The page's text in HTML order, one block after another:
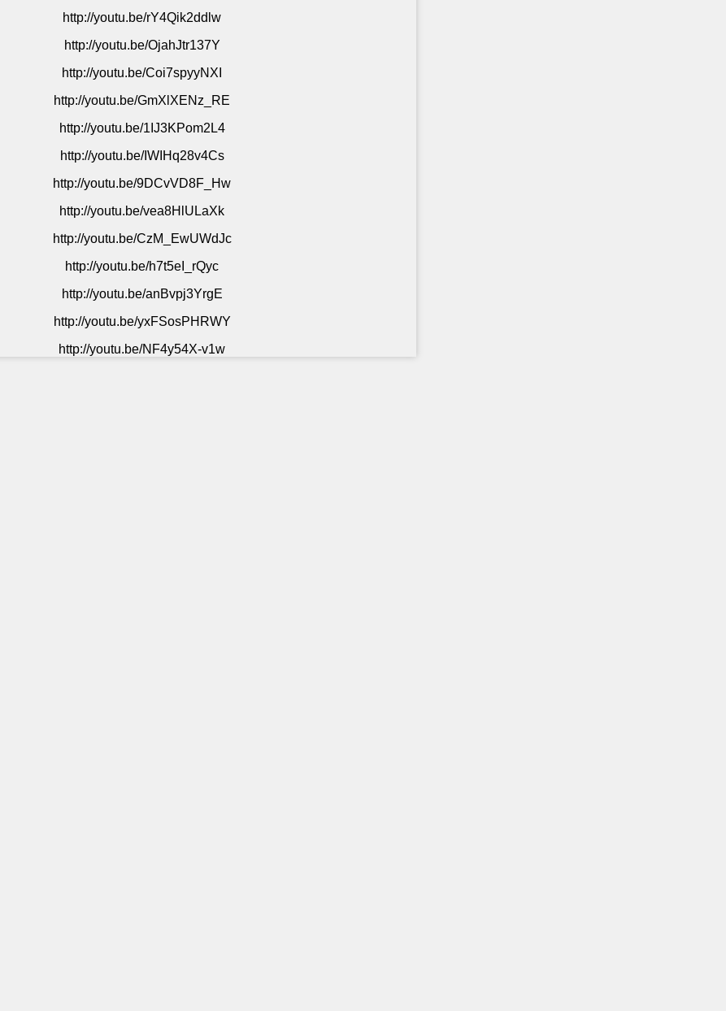
http://youtu.be/rY4Qik2ddlw
http://youtu.be/OjahJtr137Y
http://youtu.be/Coi7spyyNXI
http://youtu.be/GmXlXENz_RE
http://youtu.be/1IJ3KPom2L4
http://youtu.be/IWIHq28v4Cs
http://youtu.be/9DCvVD8F_Hw
http://youtu.be/vea8HlULaXk
http://youtu.be/CzM_EwUWdJc
http://youtu.be/h7t5eI_rQyc
http://youtu.be/anBvpj3YrgE
http://youtu.be/yxFSosPHRWY
http://youtu.be/NF4y54X-v1w